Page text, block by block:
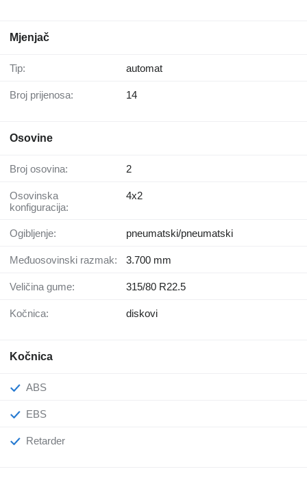
Mjenjač
Tip: automat
Broj prijenosa: 14
Osovine
Broj osovina: 2
Osovinska
konfiguracija:
4x2
Ogibljenje: pneumatski/pneumatski
Međuosovinski razmak: 3.700 mm
Veličina gume: 315/80 R22.5
Kočnica: diskovi
Kočnica
ABS
EBS
Retarder